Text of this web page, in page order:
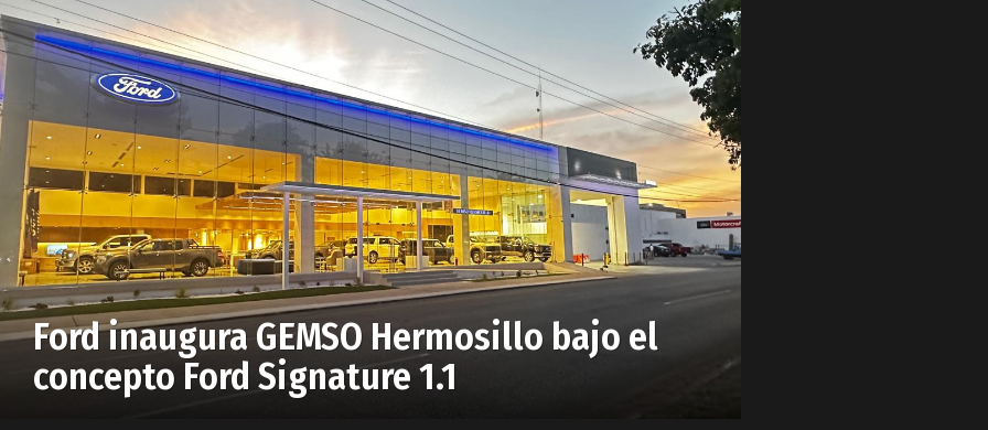
Ford
Signature
1.1
Latest
stories
Ford inaugura GEMSO Hermosillo bajo el
concepto Ford Signature 1.1